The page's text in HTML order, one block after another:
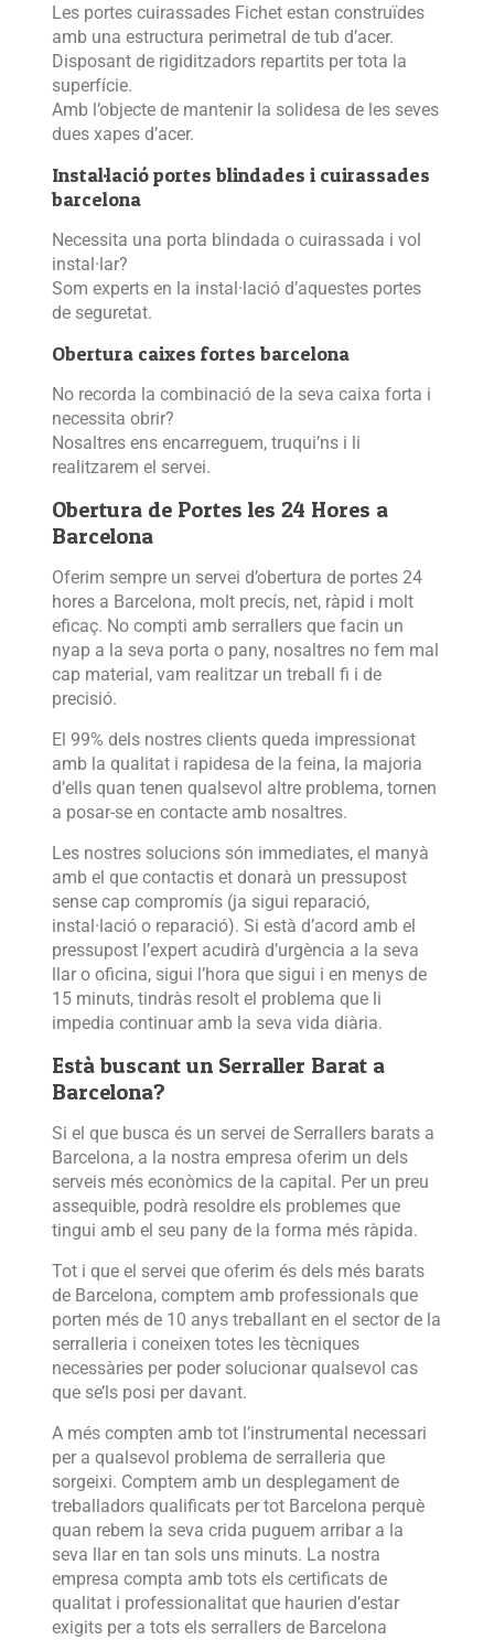
Les portes cuirassades Fichet estan construïdes
amb una estructura perimetral de tub d’acer.
Disposant de rigiditzadors repartits per tota la
superfície.
Amb l’objecte de mantenir la solidesa de les seves
dues xapes d’acer.
Instal·lació portes blindades i cuirassades
barcelona
Necessita una porta blindada o cuirassada i vol
instal·lar?
Som experts en la instal·lació d’aquestes portes
de seguretat.
Obertura caixes fortes barcelona
No recorda la combinació de la seva caixa forta i
necessita obrir?
Nosaltres ens encarreguem, truqui’ns i li
realitzarem el servei.
Obertura de Portes les 24 Hores a
Barcelona
Oferim sempre un servei d’obertura de portes 24
hores a Barcelona, ​​molt precís, net, ràpid i molt
eficaç. No compti amb serrallers que facin un
nyap a la seva porta o pany, nosaltres no fem mal
cap material, vam realitzar un treball fi i de
precisió.
El 99% dels nostres clients queda impressionat
amb la qualitat i rapidesa de la feina, la majoria
d’ells quan tenen qualsevol altre problema, tornen
a posar-se en contacte amb nosaltres.
Les nostres solucions són immediates, el manyà
amb el que contactis et donarà un pressupost
sense cap compromís (ja sigui reparació,
instal·lació o reparació). Si està d’acord amb el
pressupost l’expert acudirà d’urgència a la seva
llar o oficina, sigui l’hora que sigui i en menys de
15 minuts, tindràs resolt el problema que li
impedia continuar amb la seva vida diària.
Està buscant un Serraller Barat a
Barcelona?
Si el que busca és un servei de Serrallers barats a
Barcelona, ​​a la nostra empresa oferim un dels
serveis més econòmics de la capital. Per un preu
assequible, podrà resoldre els problemes que
tingui amb el seu pany de la forma més ràpida.
Tot i que el servei que oferim és dels més barats
de Barcelona, ​​comptem amb professionals que
porten més de 10 anys treballant en el sector de la
serralleria i coneixen totes les tècniques
necessàries per poder solucionar qualsevol cas
que se’ls posi per davant.
A més compten amb tot l’instrumental necessari
per a qualsevol problema de serralleria que
sorgeixi. Comptem amb un desplegament de
treballadors qualificats per tot Barcelona perquè
quan rebem la seva crida puguem arribar a la
seva llar en tan sols uns minuts. La nostra
empresa compta amb tots els certificats de
qualitat i professionalitat que haurien d’estar
exigits per a tots els serrallers de Barcelona